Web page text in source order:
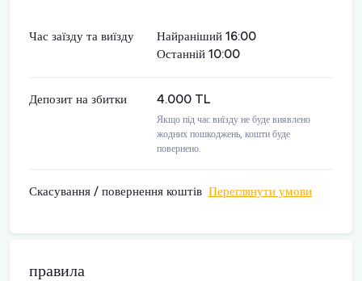
Час заїзду та виїзду
Найраніший 16:00
Останній 10:00
Депозит на збитки 4.000 TL
Якщо під час виїзду не буде виявлено
жодних пошкоджень, кошти буде
повернено.
Скасування / повернення коштів Переглянути умови
правила